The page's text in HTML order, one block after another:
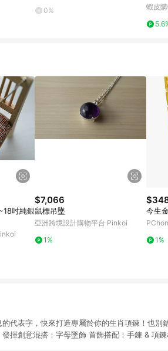
0%
蝦皮
吋純銀
$7,066
鼠標吊墜
亞洲跨境設計購物平台 Pinkoi
1%
今生
1%
代表字，快來打造專屬於你的生肖項鍊！也別
揮創意混搭： 字母墜飾 首飾搭配： 手鍊 & 項鍊